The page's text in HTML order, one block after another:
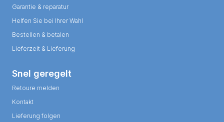
Garantie & reparatur
Helfen Sie bei Ihrer Wahl
Bestellen & betalen
Lieferzeit & Lieferung
Snel geregelt
Retoure melden
Kontakt
Lieferung folgen